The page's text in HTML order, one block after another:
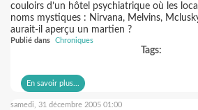
couloirs d’un hôtel psychiatrique où les
noms mystiques : Nirvana, Melvins,
aurait-il aperçu un martien ?
Publié dans Chroniques
Tags:
En savoir plus...
samedi, 31 décembre 2005 01:00